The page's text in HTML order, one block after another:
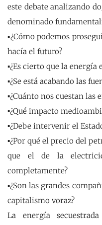
este debate analizando
denominado
▪¿Cómo podemos
hacía el futuro?
▪¿Es cierto que la energía
▪¿Se está acabando las
▪¿Cuánto nos cuestan las
▪¿Qué impacto
▪¿Debe intervenir el
▪¿Por qué el precio del
que el de la
completamente?
▪¿Son las grandes
capitalismo voraz?
La energía